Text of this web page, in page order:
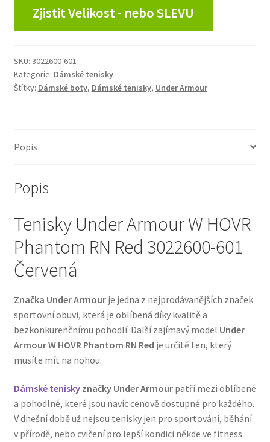
Zjistit Velikost - nebo SLEVU
SKU: 3022600-601
Kategorie: Dámské tenisky
Štítky: Dámské boty, Dámské tenisky, Under Armour
Popis
Popis
Tenisky Under Armour W HOVR
Phantom RN Red 3022600-601
Červená
Značka Under Armourje jedna z nejprodávanějších značek
sportovní obuvi, která je oblíbená díky kvalitě a
bezkonkurenčnímu pohodlí. Další zajímavý model Under
Armour W HOVR Phantom RN Red je určitě ten, který
musíte mít na nohou.
Dámské teniskyznačky Under Armourpatří mezi oblíbené
a pohodlné, které jsou navíc cenově dostupné pro každého.
V dnešní době už nejsou tenisky jen pro sportování, běhání
v přírodě, nebo cvičení pro lepší kondici někde ve fitness